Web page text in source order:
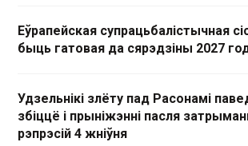
Еўрапейская супрацьбалістычная
быць гатовая да сярэдзіны 2027
Удзельнікі злёту пад Расонамі
збіццё і прыніжэнні пасля
рэпрэсій 4 жніўня